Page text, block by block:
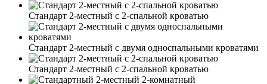
Стандарт 2-местный с 2-спальной кроватью
Cтандарт 2-местный с двумя односпальными кроватями
Стандарт 2-местный с 2-спальной кроватью